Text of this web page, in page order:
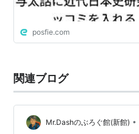
posfie.com
関連ブログ
Mr.Dashのぶろぐ館(新館) •